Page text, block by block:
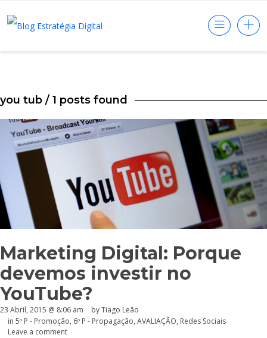
you tub / 1 posts found
Marketing Digital: Porque
devemos investir no
YouTube?
23 Abril, 2015 @ 8:06 am
by Tiago Leão
in 5º P - Promoção, 6º P - Propagação, AVALIAÇÃO, Redes Sociais
Leave a comment